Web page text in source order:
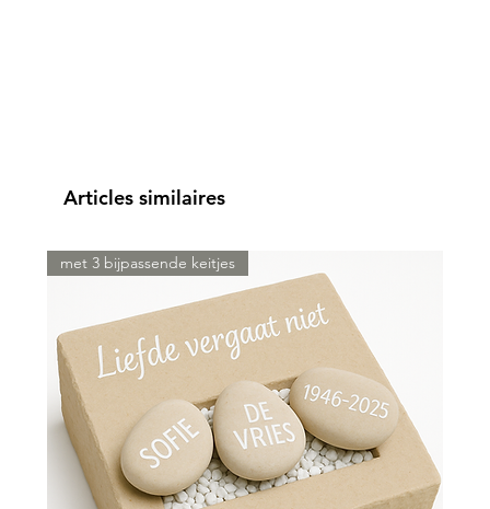
Articles similaires
met 3 bijpassende keitjes